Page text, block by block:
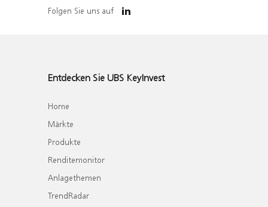
Folgen Sie uns auf
Entdecken Sie UBS KeyInvest
Home
Märkte
Produkte
Renditemonitor
Anlagethemen
TrendRadar